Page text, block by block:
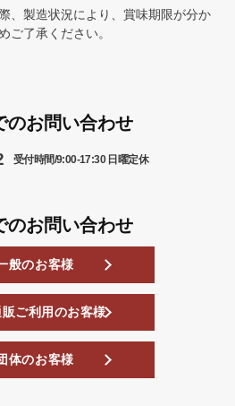
、製造状況により、賞味期限が分か
ご了承ください。
のお問い合わせ
受付時間/9:00-17:30 日曜定休
のお問い合わせ
般のお客様
ご利用のお客様
体のお客様